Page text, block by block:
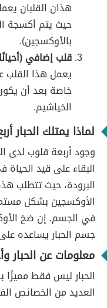
هذان القلبان
حيث يتم أكسجة
بالأوكسجين).
قلب إضافي
يعمل هذا القلب
خاصة بعد أن
الخياشيم.
لماذا يمتلك الحبار
وجود أربعة قلوب لدى
البقاء على قيد
البرودة، حيث تتطلب
الأوكسجين بشكل
في الجسم. إن ضخ
جسم الحبار يساعده
معلومات عن الحبار
الحبار ليس فقط مميزًا
العديد من الخصائص